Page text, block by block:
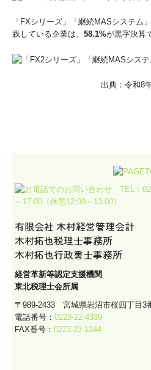
「FXシリーズ」「継続MASシステム
践している企業は、 58.1%が黒字決算
出典：令和8
有限会社 木村経営管理会計
木村拓也税理士事務所
木村拓也行政書士事務所
経営革新等認定支援機関
東北税理士会所属
〒989-2433 宮城県岩沼市桜四丁目3
電話番号：0223-22-4339
FAX番号：0223-23-1244